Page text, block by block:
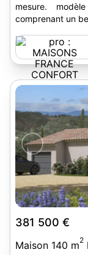
mesure.
comprenant un
381 500 €
Maison 140 m2